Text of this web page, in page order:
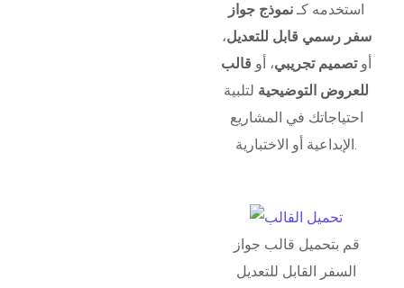
استخدمه كـنموذج جواز
سفر رسمي قابل للتعديل،
أوتصميم تجريبي، أو قالب
للعروض التوضيحية لتلبية
احتياجاتك في المشاريع
الإبداعية أو الاختبارية.
قم بتحميل قالب جواز
السفر القابل للتعديل